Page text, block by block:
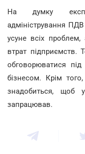
На думку
адміністрування
усуне всіх
втрат підприємств.
обговорюватися
бізнесом. Крім
знадобиться, щоб
запрацював.